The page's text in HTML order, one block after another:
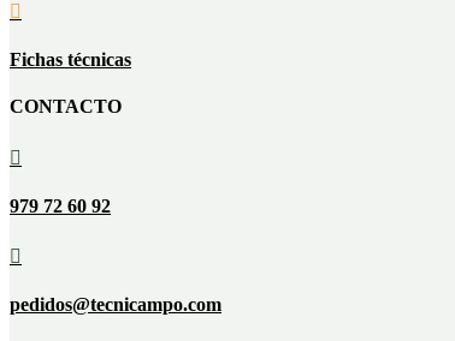

Fichas técnicas
CONTACTO

979 72 60 92

pedidos@tecnicampo.com